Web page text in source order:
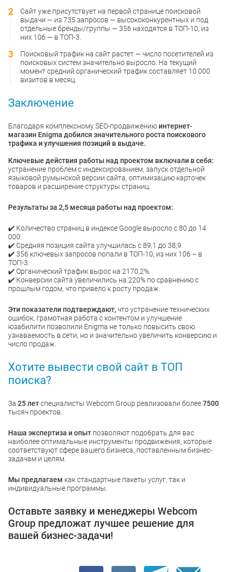
Сайт уже присутствует на первой странице поисковой
выдачи — из 735 запросов — высококонкурентных и под
отдельные бренды/группы — 356 находятся в ТОП-10, из
них 106 — в ТОП-3.
Поисковый трафик на сайт растет — число посетителей из
поисковых систем значительно выросло. На текущий
момент средний органический трафик составляет 10 000
визитов в месяц.
Заключение
Благодаря комплексному SEO-продвижению интернет-
магазин Enigma добился значительного роста поискового
трафика и улучшения позиций в выдаче.
Ключевые действия работы над проектом включали в себя:
устранение проблем с индексированием, запуск отдельной
языковой румынской версии сайта, оптимизацию карточек
товаров и расширение структуры страниц.
Результаты за 2,5 месяца работы над проектом:
✔️ Количество страниц в индексе Google выросло с 80 до 14
000.
✔️ Средняя позиция сайта улучшилась с 89,1 до 38,9.
✔️ 356 ключевых запросов попали в ТОП-10, из них 106 – в
ТОП-3.
✔️ Органический трафик вырос на 2170,2%.
✔️ Конверсии сайта увеличились на 220% по сравнению с
прошлым годом, что привело к росту продаж.
Эти показатели подтверждают,что устранение технических
ошибок, грамотная работа с контентом и улучшение
юзабилити позволили Enigma не только повысить свою
узнаваемость в сети, но и значительно увеличить конверсию и
число продаж.
Хотите вывести свой сайт в ТОП
поиска?
За 25 летспециалисты Webcom Group реализовали более7500
тысяч проектов.
Наша экспертиза и опыт позволяют подобрать для вас
наиболее оптимальные инструменты продвижения, которые
соответствуют сфере вашего бизнеса, поставленным бизнес-
задачам и целям.
Мы предлагаем как стандартные пакеты услуг, так и
индивидуальные программы.
Оставьте заявку и менеджеры Webcom
Group предложат лучшее решение для
вашей бизнес-задачи!